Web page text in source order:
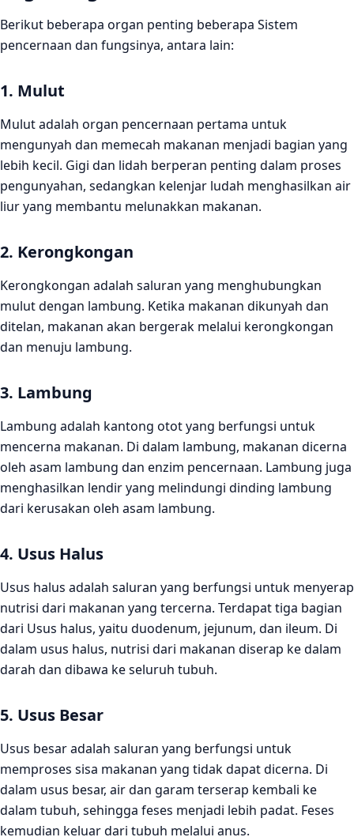
1. Sakit Maag
3. Konstipasi
3. Diare
4. Sindrom Irritable Bowel (SIBO)
Kesimpulan
Berikut beberapa organ penting beberapa Sistem
pencernaan dan fungsinya, antara lain:
1. Mulut
Mulut adalah organ pencernaan pertama untuk
mengunyah dan memecah makanan menjadi bagian yang
lebih kecil. Gigi dan lidah berperan penting dalam proses
pengunyahan, sedangkan kelenjar ludah menghasilkan air
liur yang membantu melunakkan makanan.
2. Kerongkongan
Kerongkongan adalah saluran yang menghubungkan
mulut dengan lambung. Ketika makanan dikunyah dan
ditelan, makanan akan bergerak melalui kerongkongan
dan menuju lambung.
3. Lambung
Lambung adalah kantong otot yang berfungsi untuk
mencerna makanan. Di dalam lambung, makanan dicerna
oleh asam lambung dan enzim pencernaan. Lambung juga
menghasilkan lendir yang melindungi dinding lambung
dari kerusakan oleh asam lambung.
4. Usus Halus
Usus halus adalah saluran yang berfungsi untuk menyerap
nutrisi dari makanan yang tercerna. Terdapat tiga bagian
dari Usus halus, yaitu duodenum, jejunum, dan ileum. Di
dalam usus halus, nutrisi dari makanan diserap ke dalam
darah dan dibawa ke seluruh tubuh.
5. Usus Besar
Usus besar adalah saluran yang berfungsi untuk
memproses sisa makanan yang tidak dapat dicerna. Di
dalam usus besar, air dan garam terserap kembali ke
dalam tubuh, sehingga feses menjadi lebih padat. Feses
kemudian keluar dari tubuh melalui anus.